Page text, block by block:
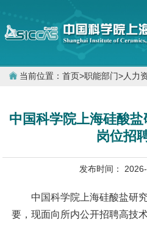
当前位置： 首页>职能部门>人力
中国科学院上海硅酸
岗位招
发布时间：
中国科学院上海硅酸盐研
要，现面向所内公开招聘高技